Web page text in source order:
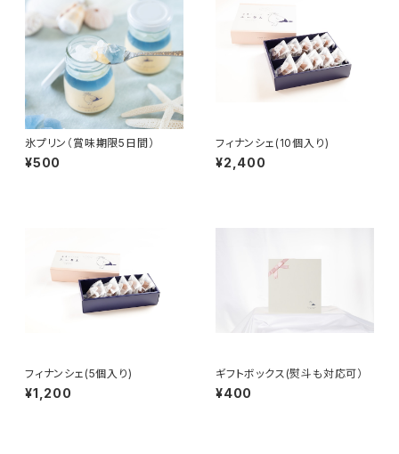
氷プリン（賞味期限5日間）
¥500
フィナンシェ(10個入り)
¥2,400
フィナンシェ(5個入り)
¥1,200
ギフトボックス(熨斗も対応可）
¥400